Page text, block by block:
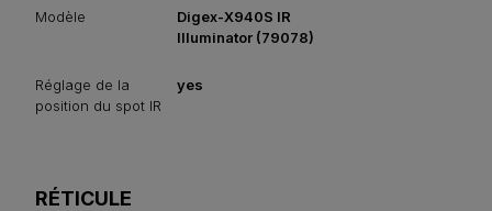
Modèle
Digex-X940S IR
Illuminator (79078)
Réglage de la
position du spot IR
yes
RÉTICULE